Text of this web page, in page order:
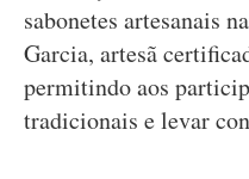
sabonetes artesanais
Garcia, artesã
permitindo aos
tradicionais e levar